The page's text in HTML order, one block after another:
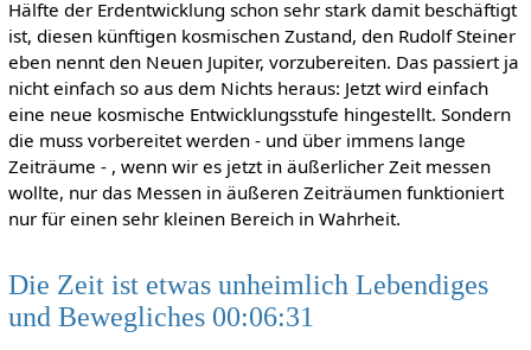
Hälfte der Erdentwicklung schon sehr stark damit beschäftigt
ist, diesen künftigen kosmischen Zustand, den Rudolf Steiner
eben nennt den Neuen Jupiter, vorzubereiten. Das passiert ja
nicht einfach so aus dem Nichts heraus: Jetzt wird einfach
eine neue kosmische Entwicklungsstufe hingestellt. Sondern
die muss vorbereitet werden - und über immens lange
Zeiträume - , wenn wir es jetzt in äußerlicher Zeit messen
wollte, nur das Messen in äußeren Zeiträumen funktioniert
nur für einen sehr kleinen Bereich in Wahrheit.
Die Zeit ist etwas unheimlich Lebendiges
und Bewegliches 00:06:31